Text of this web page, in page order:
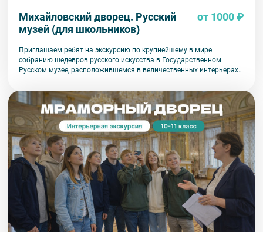
Михайловский дворец. Русский
музей (для школьников)
от 1000 ₽
Приглашаем ребят на экскурсию по крупнейшему в мире
собранию шедевров русского искусства в Государственном
Русском музее, расположившемся в величественных интерьерах
древнерусской иконописи XII-XVII веков, известные картины
великих художников и произведения знаменитых скульпторов
XVIII-XX веков. Экскурсовод расскажет ребятам об истории
создания музея и этапах пополнения коллекции экспонатов, со
многими из которых юные участники знакомы из уроков
школьной программы (например, картины «Последний день
Помпеи» Брюллова, «Девятый вал» Айвазовского, «Бурлаки на
Волге» и «Запорожцы пишут письмо турецкому султану» Репина,
«Витязь на распутье» Васнецова, «Переход Суворова через
Альпы» Сурикова и др.).